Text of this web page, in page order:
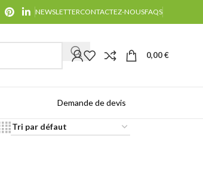
NEWSLETTERCONTACTEZ-NOUSFAQS
0,00€
Demande de devis